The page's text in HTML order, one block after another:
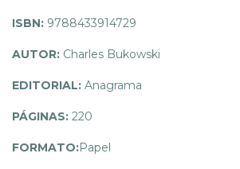
ISBN: 9788433914729
AUTOR: Charles Bukowski
EDITORIAL: Anagrama
PÁGINAS: 220
FORMATO:Papel